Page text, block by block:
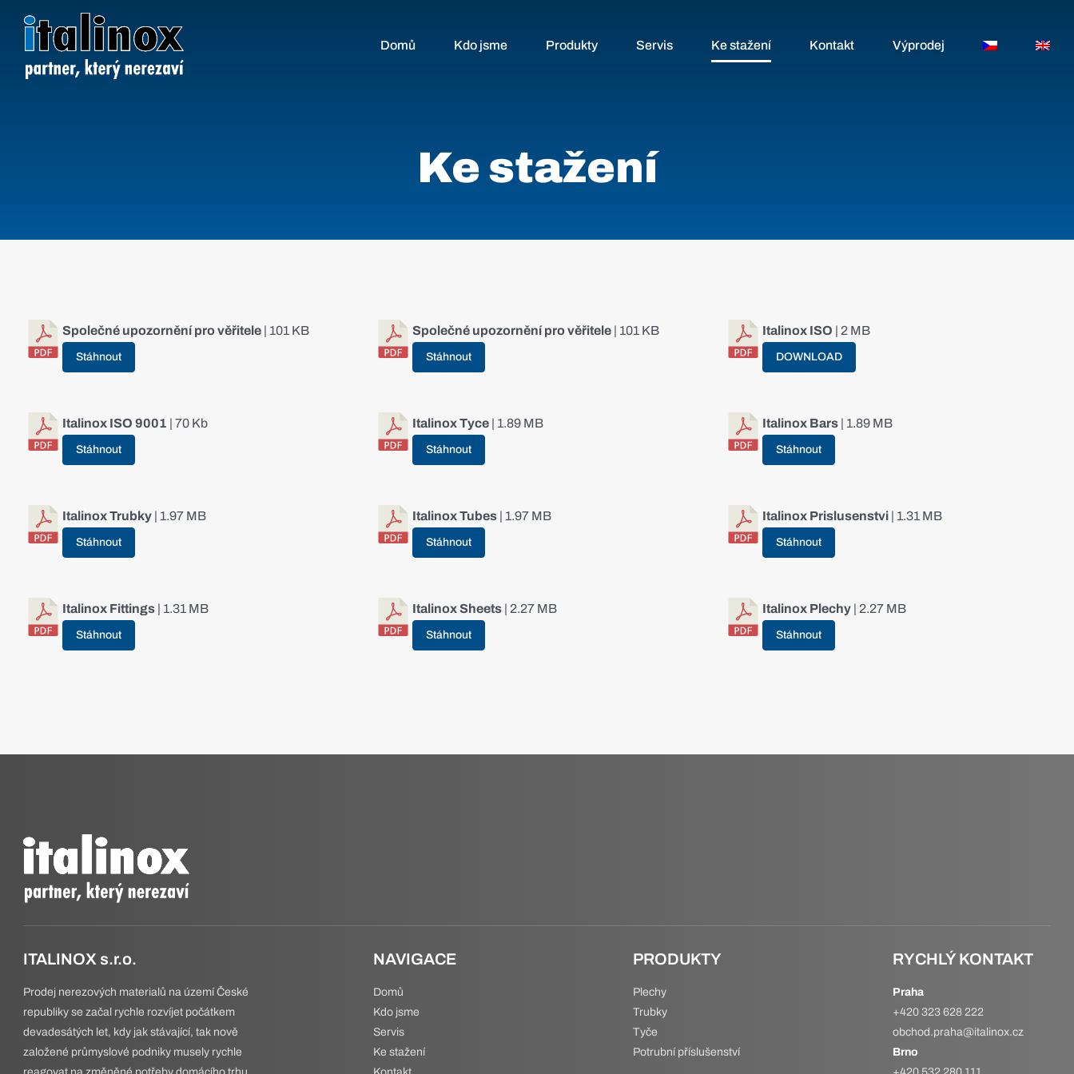
obsah
Domů Kdo jsme Produkty Servis Ke stažení Kontakt Výprodej
Ke stažení
Společné upozornění pro věřitele | 101 KB
Stáhnout
Společné upozornění pro věřitele| 101 KB
Stáhnout
Italinox ISO | 2 MB
DOWNLOAD
Italinox ISO 9001 | 70 Kb
Stáhnout
Italinox Tyce| 1.89 MB
Stáhnout
Italinox Bars| 1.89 MB
Stáhnout
Italinox Trubky | 1.97 MB
Stáhnout
Italinox Tubes| 1.97 MB
Stáhnout
Italinox Prislusenstvi| 1.31 MB
Stáhnout
Italinox Fittings | 1.31 MB
Stáhnout
Italinox Sheets| 2.27 MB
Stáhnout
Italinox Plechy| 2.27 MB
Stáhnout
ITALINOX s.r.o.
Prodej nerezových materialů na území České
republiky se začal rychle rozvíjet počátkem
devadesátých let, kdy jak stávající, tak nově
založené průmyslové podniky musely rychle
NAVIGACE
Domů
Kdo jsme
Servis
Ke stažení
PRODUKTY
Plechy
Trubky
Tyče
Potrubní příslušenství
RYCHLÝ KONTAKT
Praha
+420 323 628 222
obchod.praha@italinox.cz
Brno